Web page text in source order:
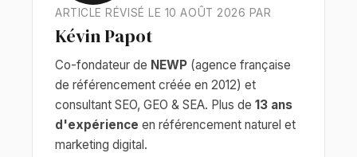
ARTICLE RÉVISÉ LE 10 AOÛT 2026 PAR
Kévin Papot
Co-fondateur de NEWP (agence française
de référencement créée en 2012) et
consultant SEO, GEO & SEA. Plus de 13 ans
d'expérience en référencement naturel et
marketing digital.